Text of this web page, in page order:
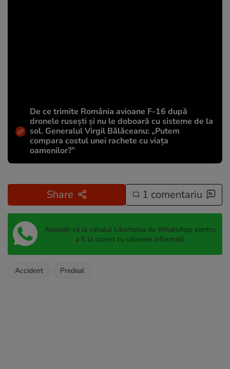
De ce trimite România avioane F-16 după
dronele rusești și nu le doboară cu sisteme de la
sol. Generalul Virgil Bălăceanu: „Putem
compara costul unei rachete cu viața
oamenilor?”
Share 1 comentariu
Abonați-vă la canalul Libertatea de WhatsApp pentru
a fi la curent cu ultimele informații
Accident Predeal